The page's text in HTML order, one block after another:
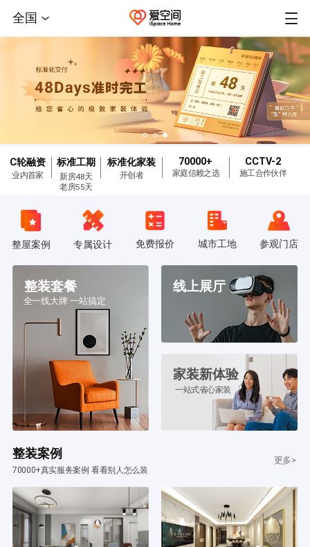
全国
C轮融资
业内首家
标准工期
新房48天
老房55天
标准化家装
开创者
70000+
家庭信赖之选
CCTV-2
施工合作伙伴
整屋案例 专属设计 免费报价 城市工地 参观门店
整装套餐
全一线大牌 一站搞定
线上展厅
家装新体验
一站式省心家装
整装案例
70000+真实服务案例 看看别人怎么装
更多>